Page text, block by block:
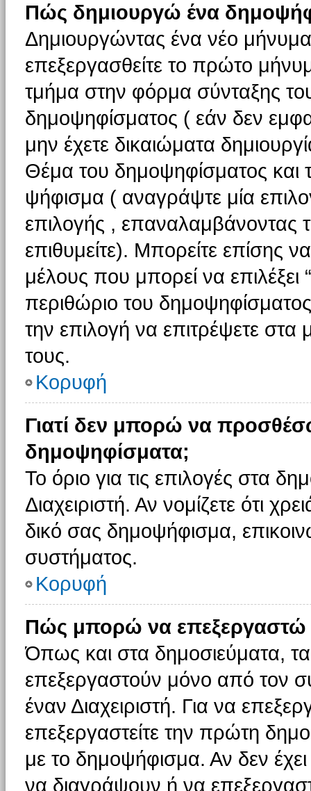
Πώς δημιουργώ ένα
Δημιουργώντας ένα νέο
επεξεργασθείτε το πρώτο
τμήμα στην φόρμα σύνταξης
δημοψηφίσματος ( εάν δεν
μην έχετε δικαιώματα
Θέμα του δημοψηφίσματος και
ψήφισμα ( αναγράψτε μία
επιλογής , επαναλαμβάνοντας
επιθυμείτε). Μπορείτε επίσης
μέλους που μπορεί να επιλέξει
περιθώριο του
την επιλογή να επιτρέψετε στα
τους.
Κορυφή
Γιατί δεν μπορώ να
δημοψηφίσματα;
Το όριο για τις επιλογές στα
Διαχειριστή. Αν νομίζετε ότι
δικό σας δημοψήφισμα,
συστήματος.
Κορυφή
Πώς μπορώ να
Όπως και στα δημοσιεύματα,
επεξεργαστούν μόνο από τον
έναν Διαχειριστή. Για να
επεξεργαστείτε την πρώτη
με το δημοψήφισμα. Αν δεν
να διαγράψουν ή να